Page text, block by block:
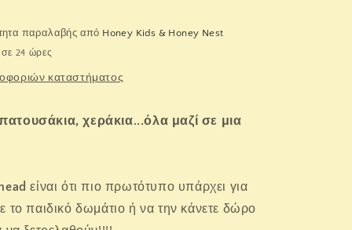
σας
&#39;&#39;My
παραλαβής από Honey Kids & Honey Nest
24 ώρες
καταστήματος
χεράκια...όλα μαζί σε μια
είναι ότι πιο πρωτότυπο υπάρχει για
το παιδικό δωμάτιο ή να την κάνετε δώρο